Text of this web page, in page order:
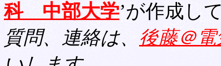
科 中部大学’が作成し
質問、連絡は、後藤＠